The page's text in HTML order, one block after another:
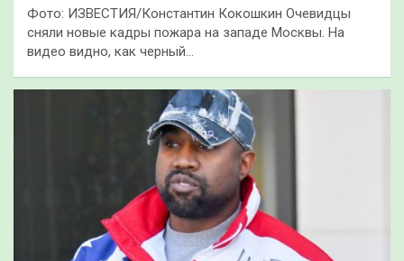
Фото: ИЗВЕСТИЯ/Константин Кокошкин Очевидцы
сняли новые кадры пожара на западе Москвы. На
видео видно, как черный…